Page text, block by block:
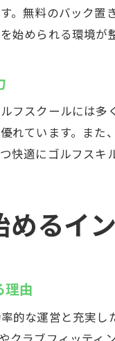
アゴルフスクール
代がインドアゴル
アゴルフ練習場と
選ばれる浦安駅前
に支持されるイン
が集まるインドア
アゴルフスクール
アゴルフスクール
通いやすいインド
。無料のバック
められる環境が
フスクールには
れています。ま
適にゴルフスキ
るイ
理由
的な運営と充実